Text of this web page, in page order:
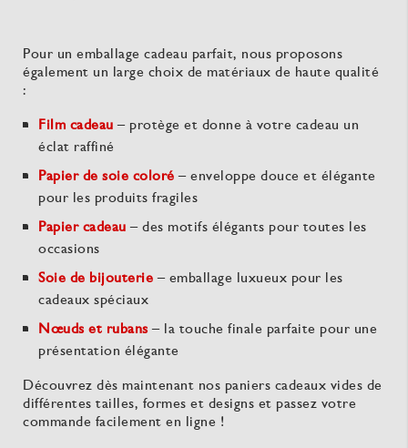
Pour un emballage cadeau parfait, nous proposons
également un large choix de matériaux de haute qualité
:
Film cadeau – protège et donne à votre cadeau un
éclat raffiné
Papier de soie coloré – enveloppe douce et élégante
pour les produits fragiles
Papier cadeau – des motifs élégants pour toutes les
occasions
Soie de bijouterie – emballage luxueux pour les
cadeaux spéciaux
Nœuds et rubans– la touche finale parfaite pour une
présentation élégante
Découvrez dès maintenant nos paniers cadeaux vides de
différentes tailles, formes et designs et passez votre
commande facilement en ligne !